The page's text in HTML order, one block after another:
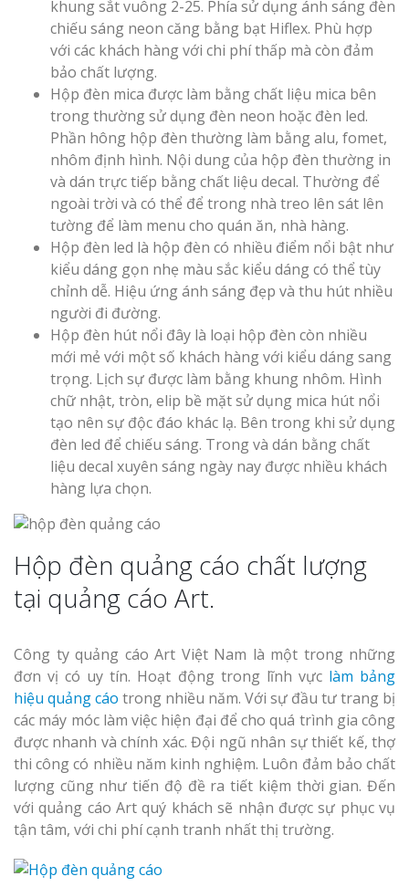
khung sắt vuông 2-25. Phía sử dụng ánh sáng đèn
chiếu sáng neon căng bằng bạt Hiflex. Phù hợp
với các khách hàng với chi phí thấp mà còn đảm
bảo chất lượng.
Hộp đèn mica được làm bằng chất liệu mica bên
trong thường sử dụng đèn neon hoặc đèn led.
Phần hông hộp đèn thường làm bằng alu, fomet,
nhôm định hình. Nội dung của hộp đèn thường in
và dán trực tiếp bằng chất liệu decal. Thường để
ngoài trời và có thể để trong nhà treo lên sát lên
tường để làm menu cho quán ăn, nhà hàng.
Hộp đèn led là hộp đèn có nhiều điểm nổi bật như
kiểu dáng gọn nhẹ màu sắc kiểu dáng có thể tùy
chỉnh dễ. Hiệu ứng ánh sáng đẹp và thu hút nhiều
người đi đường.
Hộp đèn hút nổi đây là loại hộp đèn còn nhiều
mới mẻ với một số khách hàng với kiểu dáng sang
trọng. Lịch sự được làm bằng khung nhôm. Hình
chữ nhật, tròn, elip bề mặt sử dụng mica hút nổi
tạo nên sự độc đáo khác lạ. Bên trong khi sử dụng
đèn led để chiếu sáng. Trong và dán bằng chất
liệu decal xuyên sáng ngày nay được nhiều khách
hàng lựa chọn.
Hộp đèn quảng cáo chất lượng
tại quảng cáo Art.
Công ty quảng cáo Art Việt Nam là một trong những
đơn vị có uy tín. Hoạt động trong lĩnh vực làm bảng
hiệu quảng cáo trong nhiều năm. Với sự đầu tư trang bị
các máy móc làm việc hiện đại để cho quá trình gia công
được nhanh và chính xác. Đội ngũ nhân sự thiết kế, thợ
thi công có nhiều năm kinh nghiệm. Luôn đảm bảo chất
lượng cũng như tiến độ đề ra tiết kiệm thời gian. Đến
với quảng cáo Art quý khách sẽ nhận được sự phục vụ
tận tâm, với chi phí cạnh tranh nhất thị trường.